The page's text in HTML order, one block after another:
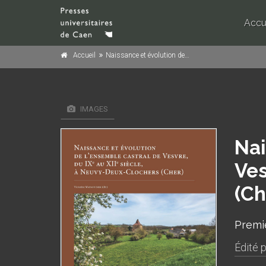
Accueil Naissance et évolution de l'ensemble castral de Vesvre, du IX
IMAGES
Édité